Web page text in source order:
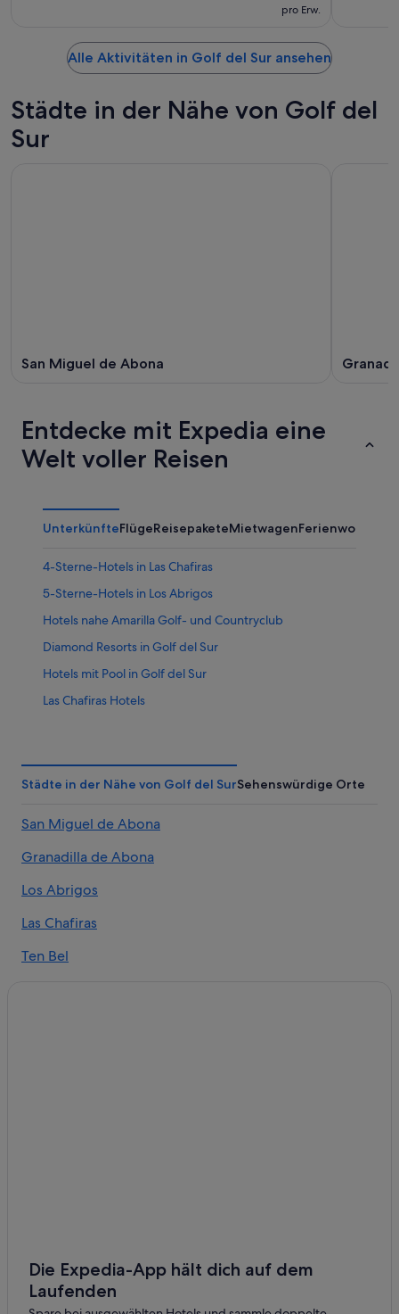
pro Erw.
Alle Aktivitäten in Golf del Sur ansehen
Städte in der Nähe von Golf del
Sur
San Miguel de Abona
Entdecke mit Expedia eine
Welt voller Reisen
UnterkünfteFlügeReisepaketeMietwagen
4-Sterne-Hotels in Las Chafiras
5-Sterne-Hotels in Los Abrigos
Hotels nahe Amarilla Golf- und Countryclub
Diamond Resorts in Golf del Sur
Hotels mit Pool in Golf del Sur
Las Chafiras Hotels
Städte in der Nähe von Golf del SurSehenswürdige Orte
San Miguel de Abona
Granadilla de Abona
Los Abrigos
Las Chafiras
Ten Bel
Die Expedia-App hält dich auf dem
Laufenden